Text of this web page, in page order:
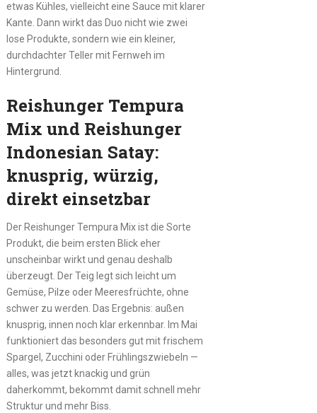
etwas Kühles, vielleicht eine Sauce mit klarer
Kante. Dann wirkt das Duo nicht wie zwei
lose Produkte, sondern wie ein kleiner,
durchdachter Teller mit Fernweh im
Hintergrund.
Reishunger Tempura
Mix und Reishunger
Indonesian Satay:
knusprig, würzig,
direkt einsetzbar
Der Reishunger Tempura Mix ist die Sorte
Produkt, die beim ersten Blick eher
unscheinbar wirkt und genau deshalb
überzeugt. Der Teig legt sich leicht um
Gemüse, Pilze oder Meeresfrüchte, ohne
schwer zu werden. Das Ergebnis: außen
knusprig, innen noch klar erkennbar. Im Mai
funktioniert das besonders gut mit frischem
Spargel, Zucchini oder Frühlingszwiebeln —
alles, was jetzt knackig und grün
daherkommt, bekommt damit schnell mehr
Struktur und mehr Biss.